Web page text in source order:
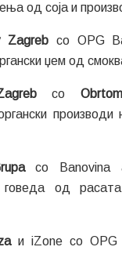
од соја и
Zagrebсо OPG
џем од
со Obrtom
производи
со
говеда од
и iZone со OPG